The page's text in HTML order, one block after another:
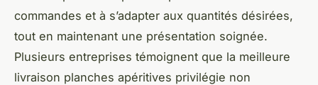
commandes et à s’adapter aux quantités désirées,
tout en maintenant une présentation soignée.
Plusieurs entreprises témoignent que la meilleure
livraison planches apéritives privilégie non